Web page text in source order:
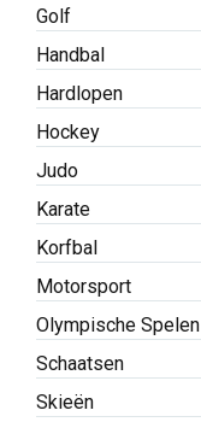
Golf
Handbal
Hardlopen
Hockey
Judo
Karate
Korfbal
Motorsport
Olympische Spelen
Schaatsen
Skieën